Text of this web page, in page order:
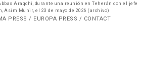
Araqchi, durante una reunión en Teherán con el jefe
Asim Munir, el 23 de mayo de 2026 (archivo)
PRESS / EUROPA PRESS / CONTACT